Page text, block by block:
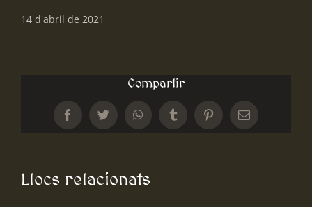
14 d'abril de 2021
Compartir
FacebookTwitterWhatsAppTumblrPinterestEmail:
Llocs relacionats